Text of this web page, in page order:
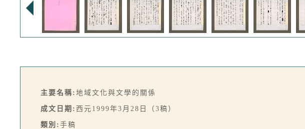
主要名稱: 地域文化與文學的關係
成文日期: 西元1999年3月28日（3稿）
類別: 手稿